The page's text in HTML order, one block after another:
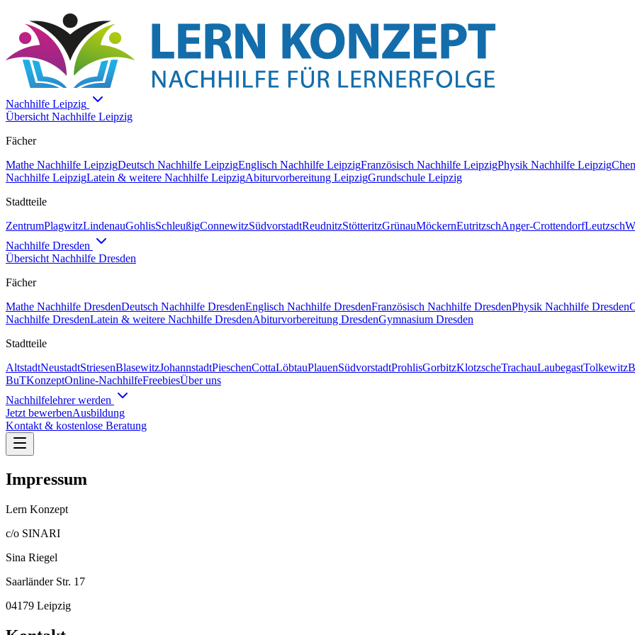
Nachhilfe Leipzig
Übersicht Nachhilfe Leipzig
Fächer
Mathe Nachhilfe LeipzigDeutsch Nachhilfe LeipzigEnglisch Nachhilfe LeipzigFranzösisch Nachhilfe LeipzigPhysik Nachhilfe Leipzig
Nachhilfe LeipzigLatein & weitere Nachhilfe LeipzigAbiturvorbereitung LeipzigGrundschule Leipzig
Stadtteile
ZentrumPlagwitzLindenauGohlisSchleußigConnewitzSüdvorstadtReudnitzStötteritzGrünauMöckernEutritzschAnger-CrottendorfLeutzsch
Nachhilfe Dresden
Übersicht Nachhilfe Dresden
Fächer
Mathe Nachhilfe DresdenDeutsch Nachhilfe DresdenEnglisch Nachhilfe DresdenFranzösisch Nachhilfe DresdenPhysik Nachhilfe Dresden
Nachhilfe DresdenLatein & weitere Nachhilfe DresdenAbiturvorbereitung DresdenGymnasium Dresden
Stadtteile
AltstadtNeustadtStriesenBlasewitzJohannstadtPieschenCottaLöbtauPlauenSüdvorstadtProhlisGorbitzKlotzscheTrachauLaubegastTolkewitz
BuTKonzeptOnline-NachhilfeFreebiesÜber uns
Nachhilfelehrer werden
Jetzt bewerbenAusbildung
Kontakt & kostenlose Beratung
Impressum
Lern Konzept
c/o SINARI
Sina Riegel
Saarländer Str. 17
04179 Leipzig